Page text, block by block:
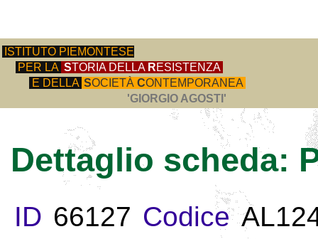
ISTITUTO PIEMONTESE
PER LA STORIA DELLA RESISTENZA
E DELLA SOCIETÀ CONTEMPORANEA
'GIORGIO AGOSTI'
Dettaglio scheda:
ID 66127 Codice